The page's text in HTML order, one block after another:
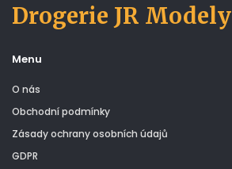
Drogerie JR Modely
Menu
O nás
Obchodní podmínky
Zásady ochrany osobních údajů
GDPR